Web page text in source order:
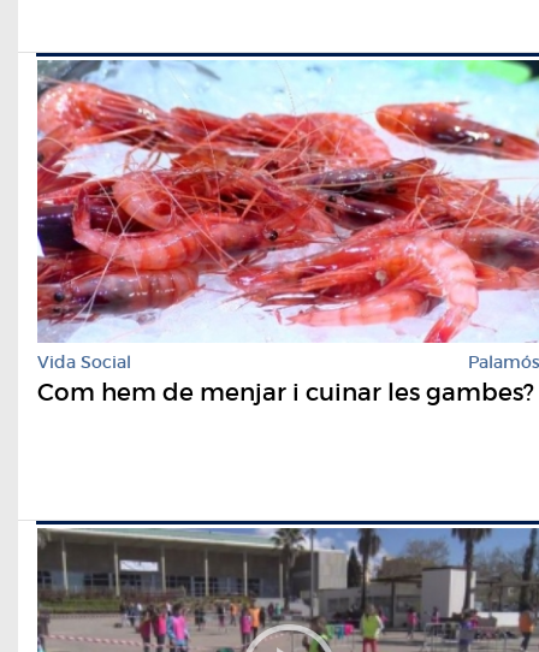
Vida Social Palamós
Com hem de menjar i cuinar les gambes?